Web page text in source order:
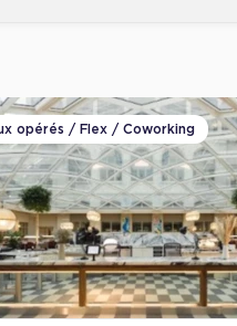
opérés / Flex / Coworking